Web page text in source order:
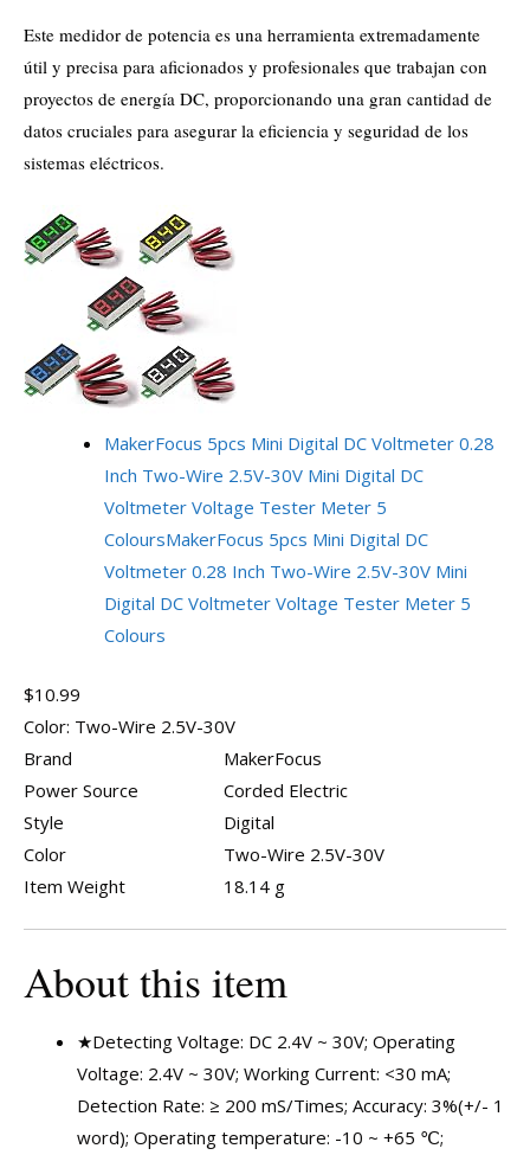
Este medidor de potencia es una herramienta extremadamente
útil y precisa para aficionados y profesionales que trabajan con
proyectos de energía DC, proporcionando una gran cantidad de
datos cruciales para asegurar la eficiencia y seguridad de los
sistemas eléctricos.
MakerFocus 5pcs Mini Digital DC Voltmeter 0.28
Inch Two-Wire 2.5V-30V Mini Digital DC
Voltmeter Voltage Tester Meter 5
ColoursMakerFocus 5pcs Mini Digital DC
Voltmeter 0.28 Inch Two-Wire 2.5V-30V Mini
Digital DC Voltmeter Voltage Tester Meter 5
Colours
$10.99
Color: Two-Wire 2.5V-30V
Brand
MakerFocus
Power Source
Corded Electric
Style
Digital
Color
Two-Wire 2.5V-30V
Item Weight
18.14 g
About this item
★Detecting Voltage: DC 2.4V ~ 30V; Operating
Voltage: 2.4V ~ 30V; Working Current: <30 mA;
Detection Rate: ≥ 200 mS/Times; Accuracy: 3%(+/- 1
word); Operating temperature: -10 ~ +65 ℃;